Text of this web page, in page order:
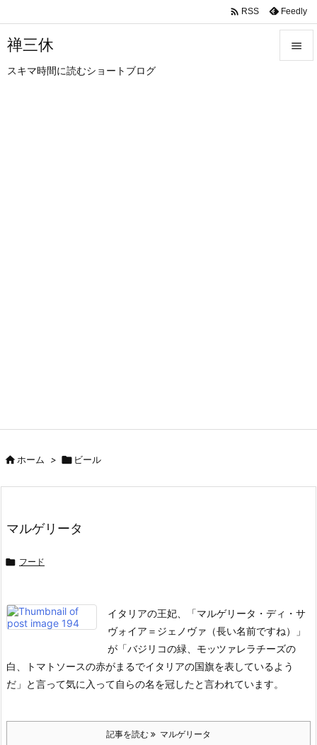
禅三休
スキマ時間に読むショートブログ

 RSS Feedly
ホーム >  ビール
マルゲリータ
 フード
イタリアの王妃、「マルゲリータ・ディ・サ
ヴォイア＝ジェノヴァ（長い名前ですね）」
が「バジリコの緑、モッツァレラチーズの
白、トマトソースの赤がまるでイタリアの国旗を表しているよう
だ」と言って気に入って自らの名を冠したと言われています。
記事を読む マルゲリータ